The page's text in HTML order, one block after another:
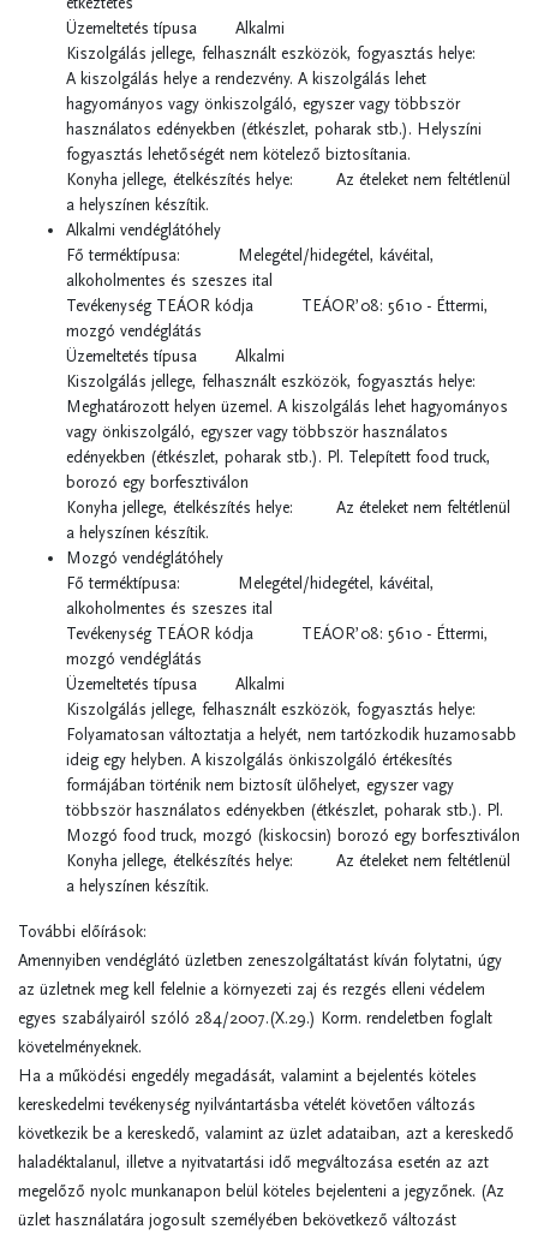
Üzemeltetés típusa Alkalmi
Kiszolgálás jellege, felhasznált eszközök, fogyasztás helye:
A kiszolgálás helye a rendezvény. A kiszolgálás lehet
hagyományos vagy önkiszolgáló, egyszer vagy többször
használatos edényekben (étkészlet, poharak stb.). Helyszíni
fogyasztás lehetőségét nem kötelező biztosítania.
Konyha jellege, ételkészítés helye: Az ételeket nem feltétlenül
a helyszínen készítik.
Alkalmi vendéglátóhely
Fő terméktípusa: Melegétel/hidegétel, kávéital,
alkoholmentes és szeszes ital
Tevékenység TEÁOR kódja TEÁOR’08: 5610 - Éttermi,
mozgó vendéglátás
Üzemeltetés típusa Alkalmi
Kiszolgálás jellege, felhasznált eszközök, fogyasztás helye:
Meghatározott helyen üzemel. A kiszolgálás lehet hagyományos
vagy önkiszolgáló, egyszer vagy többször használatos
edényekben (étkészlet, poharak stb.). Pl. Telepített food truck,
borozó egy borfesztiválon
Konyha jellege, ételkészítés helye: Az ételeket nem feltétlenül
a helyszínen készítik.
Mozgó vendéglátóhely
Fő terméktípusa: Melegétel/hidegétel, kávéital,
alkoholmentes és szeszes ital
Tevékenység TEÁOR kódja TEÁOR’08: 5610 - Éttermi,
mozgó vendéglátás
Üzemeltetés típusa Alkalmi
Kiszolgálás jellege, felhasznált eszközök, fogyasztás helye:
Folyamatosan változtatja a helyét, nem tartózkodik huzamosabb
ideig egy helyben. A kiszolgálás önkiszolgáló értékesítés
formájában történik nem biztosít ülőhelyet, egyszer vagy
többször használatos edényekben (étkészlet, poharak stb.). Pl.
Mozgó food truck, mozgó (kiskocsin) borozó egy borfesztiválon
Konyha jellege, ételkészítés helye: Az ételeket nem feltétlenül
a helyszínen készítik.
További előírások:
Amennyiben vendéglátó üzletben zeneszolgáltatást kíván folytatni, úgy
az üzletnek meg kell felelnie a környezeti zaj és rezgés elleni védelem
egyes szabályairól szóló 284/2007.(X.29.) Korm. rendeletben foglalt
követelményeknek.
Ha a működési engedély megadását, valamint a bejelentés köteles
kereskedelmi tevékenység nyilvántartásba vételét követően változás
következik be a kereskedő, valamint az üzlet adataiban, azt a kereskedő
haladéktalanul, illetve a nyitvatartási idő megváltozása esetén az azt
megelőző nyolc munkanapon belül köteles bejelenteni a jegyzőnek. (Az
üzlet használatára jogosult személyében bekövetkező változást